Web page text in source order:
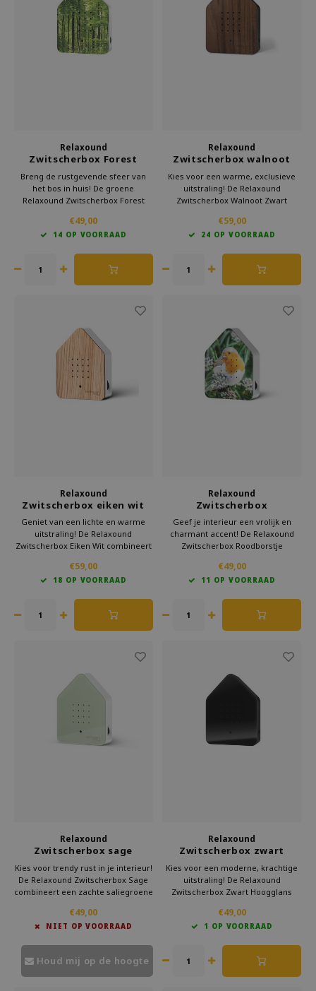
Welke Zwitscherbox past bij jou?
Zwitscherbox als cadeau
Kraamcadeau
Tassen
Relaxound
Zwitscherbox Forest
Breng de rustgevende sfeer van
het bos in huis! De groene
Relaxound Zwitscherbox Forest
vogelgeluiden zodra je langsloopt.
€49,00
14 OP VOORRAAD
Relaxound
Zwitscherbox walnoot
zwart
Kies voor een warme, exclusieve
uitstraling! De Relaxound
Zwitscherbox Walnoot Zwart
rustgevende natuurgeluiden
€59,00
24 OP VOORRAAD
Relaxound
Zwitscherbox eiken wit
Geniet van een lichte en warme
uitstraling! De Relaxound
Zwitscherbox Eiken Wit combineert
rustgevende natuurgeluiden.
€59,00
18 OP VOORRAAD
Relaxound
Zwitscherbox
Roodborstje
Geef je interieur een vrolijk en
charmant accent! De Relaxound
Zwitscherbox Roodborstje
met puur vogelgezang.
€49,00
11 OP VOORRAAD
Relaxound
Zwitscherbox sage
Kies voor trendy rust in je interieur!
De Relaxound Zwitscherbox Sage
combineert een zachte saliegroene
€49,00
NIET OP VOORRAAD
Houd mij op de hoogte
Relaxound
Zwitscherbox zwart
Kies voor een moderne, krachtige
uitstraling! De Relaxound
Zwitscherbox Zwart Hoogglans
rustgevend vogelgezang.
€49,00
1 OP VOORRAAD